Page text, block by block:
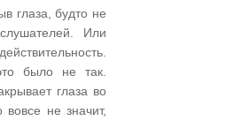
глаза, будто не
Или
было не так.
глаза во
не значит,